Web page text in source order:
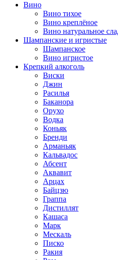
Вино
Вино тихое
Вино креплёное
Вино натуральное
Шампанские и игристые
Шампанское
Вино игристое
Крепкий алкоголь
Виски
Джин
Расилья
Баканора
Орухо
Водка
Коньяк
Бренди
Арманьяк
Кальвадос
Абсент
Аквавит
Арцах
Байцзю
Граппа
Дистиллят
Кашаса
Марк
Мескаль
Писко
Ракия